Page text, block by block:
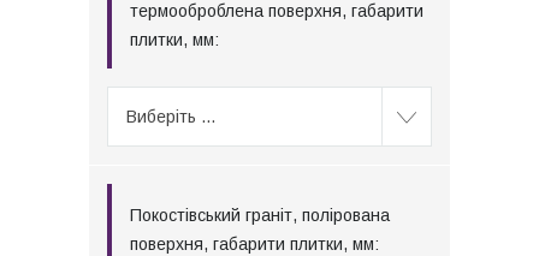
термооброблена поверхня, габарити
плитки, мм:
Виберіть ...
Покостівський граніт, полірована
поверхня, габарити плитки, мм: